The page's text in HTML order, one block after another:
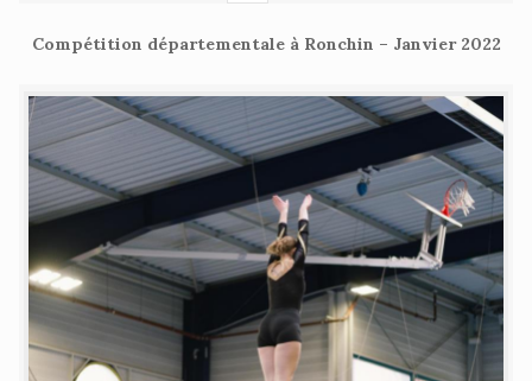
Compétition départementale à Ronchin – Janvier 2022